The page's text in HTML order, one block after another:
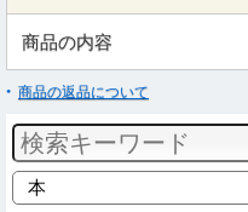
商品の内容
商品の返品について